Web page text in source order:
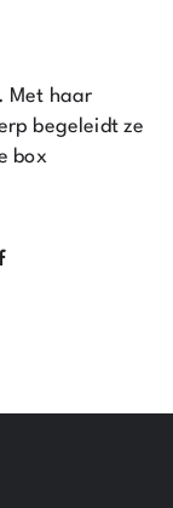
Met haar
begeleidt ze
box